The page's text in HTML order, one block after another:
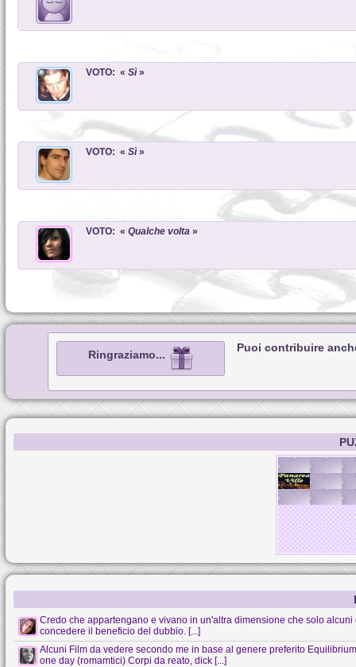
VOTO: « Sì »
VOTO: « Sì »
VOTO: « Qualche volta »
Ringraziamo...
Puoi contribuire
Credo che appartengano e vivano in un'altra dimensione che solo
concedere il beneficio del dubbio. [...]
Alcuni Film da vedere secondo me in base al genere preferito
one day (romamtici) Corpi da reato, dick [...]